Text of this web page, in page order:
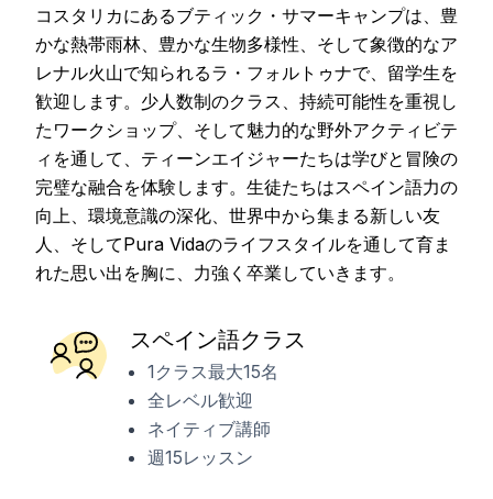
コスタリカにあるブティック・サマーキャンプは、豊
かな熱帯雨林、豊かな生物多様性、そして象徴的なア
レナル火山で知られるラ・フォルトゥナで、留学生を
歓迎します。少人数制のクラス、持続可能性を重視し
たワークショップ、そして魅力的な野外アクティビテ
ィを通して、ティーンエイジャーたちは学びと冒険の
完璧な融合を体験します。生徒たちはスペイン語力の
向上、環境意識の深化、世界中から集まる新しい友
人、そしてPura Vidaのライフスタイルを通して育ま
れた思い出を胸に、力強く卒業していきます。
スペイン語クラス
1クラス最大15名
全レベル歓迎
ネイティブ講師
週15レッスン